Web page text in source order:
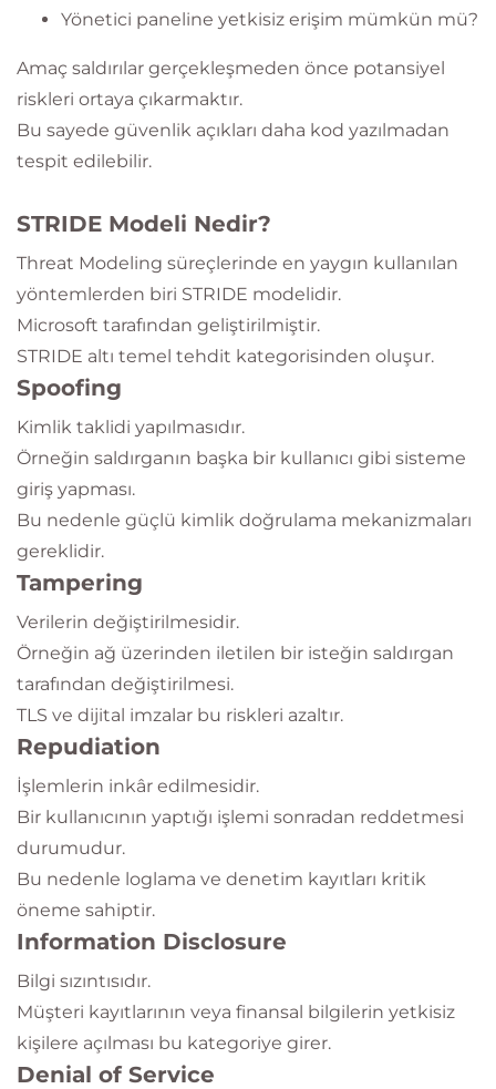
Yönetici paneline yetkisiz erişim mümkün mü?
Amaç saldırılar gerçekleşmeden önce potansiyel
riskleri ortaya çıkarmaktır.
Bu sayede güvenlik açıkları daha kod yazılmadan
tespit edilebilir.
STRIDE Modeli Nedir?
Threat Modeling süreçlerinde en yaygın kullanılan
yöntemlerden biri STRIDE modelidir.
Microsoft tarafından geliştirilmiştir.
STRIDE altı temel tehdit kategorisinden oluşur.
Spoofing
Kimlik taklidi yapılmasıdır.
Örneğin saldırganın başka bir kullanıcı gibi sisteme
giriş yapması.
Bu nedenle güçlü kimlik doğrulama mekanizmaları
gereklidir.
Tampering
Verilerin değiştirilmesidir.
Örneğin ağ üzerinden iletilen bir isteğin saldırgan
tarafından değiştirilmesi.
TLS ve dijital imzalar bu riskleri azaltır.
Repudiation
İşlemlerin inkâr edilmesidir.
Bir kullanıcının yaptığı işlemi sonradan reddetmesi
durumudur.
Bu nedenle loglama ve denetim kayıtları kritik
öneme sahiptir.
Information Disclosure
Bilgi sızıntısıdır.
Müşteri kayıtlarının veya finansal bilgilerin yetkisiz
kişilere açılması bu kategoriye girer.
Denial of Service